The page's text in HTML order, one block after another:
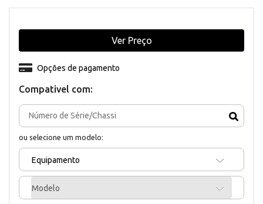
Compativel com:
ou selecione um modelo:
Equipamento
Modelo
Opções de pagamento
Ver Preço